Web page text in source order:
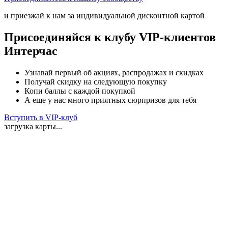
и приезжай к нам за индивидуальной дисконтной картой
Присоединяйся к клубу VIP-клиентов
Интерчас
Узнавай первый об акциях, распродажах и скидках
Получай скидку на следующую покупку
Копи баллы с каждой покупкой
А еще у нас много приятных сюрпризов для тебя
Вступить в VIP-клуб
загрузка карты...